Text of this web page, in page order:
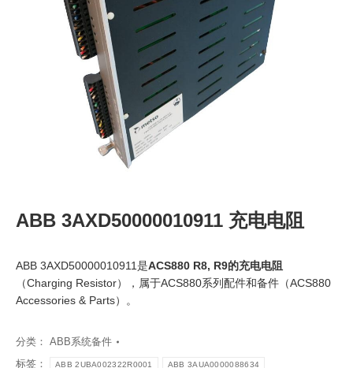
ABB 3AXD50000010911 充电电阻
ABB 3AXD50000010911是ACS880 R8, R9的充电电阻
（Charging Resistor），属于ACS880系列配件和备件（ACS880
Accessories & Parts）。
分类： ABB系统备件
标签：
ABB 2UBA002322R0001 ABB 3AUA0000088634